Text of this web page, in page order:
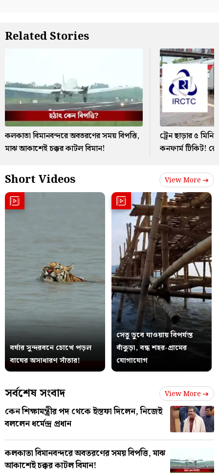
Related Stories
কলকাতা বিমানবন্দরে অবতরণের সময় বিপত্তি,
মাঝ আকাশেই চক্কর কাটল বিমান!
ট্রেন ছাড়ার ৫
কনফার্ম টিকিট!
Short Videos View More
বর্ষার সুন্দরবনে চোখে পড়ল
বাঘের অসাধারণ সাঁতার!
সেতু ডুবে যাওয়ায় বিপর্যস্ত
বাঁকুড়া, বন্ধ শহর-গ্রামের
যোগাযোগ
সর্বশেষ সংবাদ View More
কেন শিক্ষামন্ত্রীর পদ থেকে ইস্তফা দিলেন, নিজেই
বললেন ধর্মেন্দ্র প্রধান
কলকাতা বিমানবন্দরে অবতরণের সময় বিপত্তি, মাঝ
আকাশেই চক্কর কাটল বিমান!